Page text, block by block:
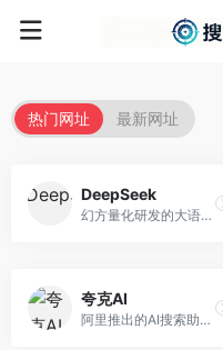
热门网址 最新网址
DeepSeek
幻方量化研发的大语言模型平台，专注于深度推理和代码生成能力。面向开发者、研究人员和技术爱好者，提供强大的逻辑推理和数学计算功能，开源生态完善，API接口友好。
夸克AI
阿里推出的AI搜索助手，整合搜索与AI功能。面向年轻用户，提供智能搜索、文档处理、学习辅助等服务，与夸克生态深度整合。